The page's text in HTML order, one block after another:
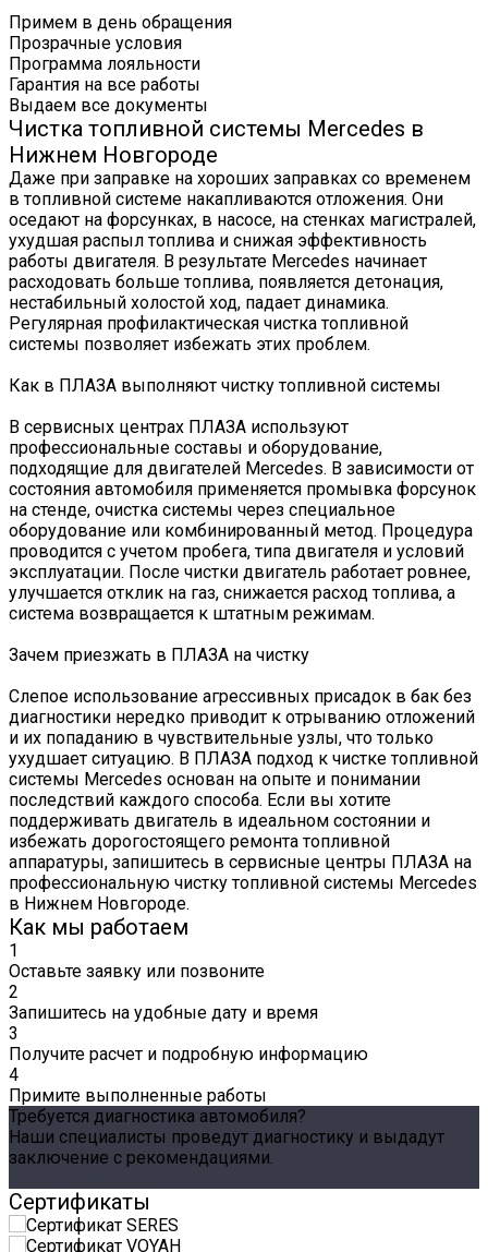
Примем в день обращения
Прозрачные условия
Программа лояльности
Гарантия на все работы
Выдаем все документы
Чистка топливной системы Mercedes в
Нижнем Новгороде
Даже при заправке на хороших заправках со временем
в топливной системе накапливаются отложения. Они
оседают на форсунках, в насосе, на стенках магистралей,
ухудшая распыл топлива и снижая эффективность
работы двигателя. В результате Mercedes начинает
расходовать больше топлива, появляется детонация,
нестабильный холостой ход, падает динамика.
Регулярная профилактическая чистка топливной
системы позволяет избежать этих проблем.
Как в ПЛАЗА выполняют чистку топливной системы
В сервисных центрах ПЛАЗА используют
профессиональные составы и оборудование,
подходящие для двигателей Mercedes. В зависимости от
состояния автомобиля применяется промывка форсунок
на стенде, очистка системы через специальное
оборудование или комбинированный метод. Процедура
проводится с учетом пробега, типа двигателя и условий
эксплуатации. После чистки двигатель работает ровнее,
улучшается отклик на газ, снижается расход топлива, а
система возвращается к штатным режимам.
Зачем приезжать в ПЛАЗА на чистку
Слепое использование агрессивных присадок в бак без
диагностики нередко приводит к отрыванию отложений
и их попаданию в чувствительные узлы, что только
ухудшает ситуацию. В ПЛАЗА подход к чистке топливной
системы Mercedes основан на опыте и понимании
последствий каждого способа. Если вы хотите
поддерживать двигатель в идеальном состоянии и
избежать дорогостоящего ремонта топливной
аппаратуры, запишитесь в сервисные центры ПЛАЗА на
профессиональную чистку топливной системы Mercedes
в Нижнем Новгороде.
Как мы работаем
1
Оставьте заявку или позвоните
2
Запишитесь на удобные дату и время
3
Получите расчет и подробную информацию
4
Примите выполненные работы
Требуется диагностика автомобиля?
Наши специалисты проведут диагностику и выдадут
заключение с рекомендациями.
Сертификаты